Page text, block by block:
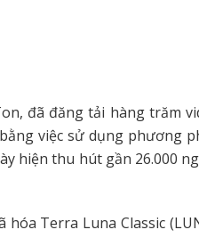
đã đăng tải hàng trăm
việc sử dụng phương
hiện thu hút gần 26.000
Terra Luna Classic